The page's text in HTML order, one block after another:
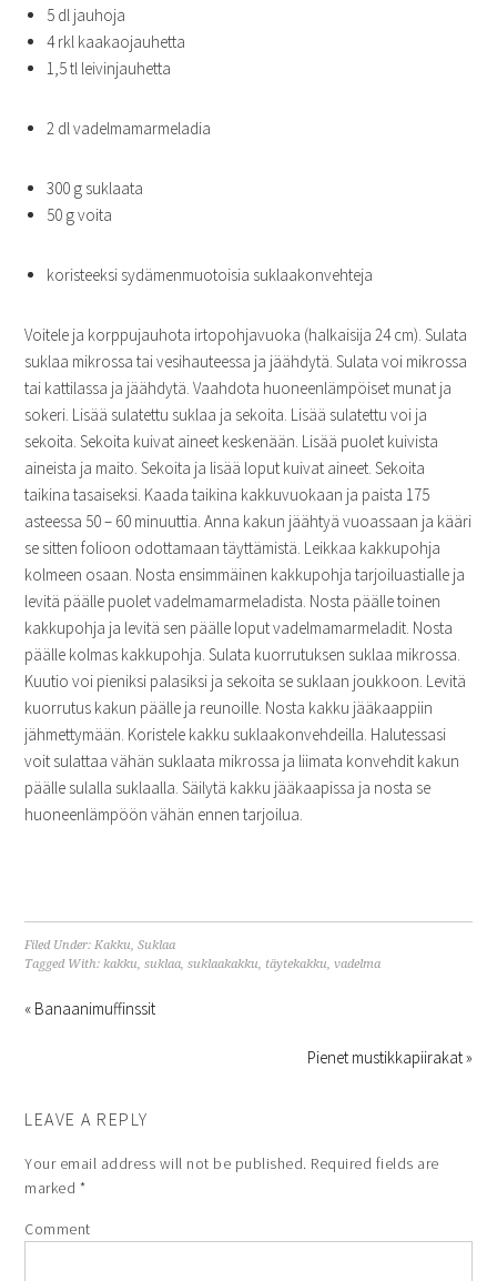
5 dl jauhoja
4 rkl kaakaojauhetta
1,5 tl leivinjauhetta
2 dl vadelmamarmeladia
300 g suklaata
50 g voita
koristeeksi sydämenmuotoisia suklaakonvehteja
Voitele ja korppujauhota irtopohjavuoka (halkaisija 24 cm). Sulata
suklaa mikrossa tai vesihauteessa ja jäähdytä. Sulata voi mikrossa
tai kattilassa ja jäähdytä. Vaahdota huoneenlämpöiset munat ja
sokeri. Lisää sulatettu suklaa ja sekoita. Lisää sulatettu voi ja
sekoita. Sekoita kuivat aineet keskenään. Lisää puolet kuivista
aineista ja maito. Sekoita ja lisää loput kuivat aineet. Sekoita
taikina tasaiseksi. Kaada taikina kakkuvuokaan ja paista 175
asteessa 50 – 60 minuuttia. Anna kakun jäähtyä vuoassaan ja kääri
se sitten folioon odottamaan täyttämistä. Leikkaa kakkupohja
kolmeen osaan. Nosta ensimmäinen kakkupohja tarjoiluastialle ja
levitä päälle puolet vadelmamarmeladista. Nosta päälle toinen
kakkupohja ja levitä sen päälle loput vadelmamarmeladit. Nosta
päälle kolmas kakkupohja. Sulata kuorrutuksen suklaa mikrossa.
Kuutio voi pieniksi palasiksi ja sekoita se suklaan joukkoon. Levitä
kuorrutus kakun päälle ja reunoille. Nosta kakku jääkaappiin
jähmettymään. Koristele kakku suklaakonvehdeilla. Halutessasi
voit sulattaa vähän suklaata mikrossa ja liimata konvehdit kakun
päälle sulalla suklaalla. Säilytä kakku jääkaapissa ja nosta se
huoneenlämpöön vähän ennen tarjoilua.
Filed Under:Kakku,Suklaa
Tagged With:kakku,suklaa,suklaakakku, täytekakku,vadelma
« Banaanimuffinssit
Pienet mustikkapiirakat »
LEAVE A REPLY
Your email address will not be published. Required fields are
marked *
Comment